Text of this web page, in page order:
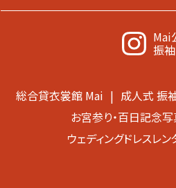
Mai
振
総合貸衣裳館 Mai 成人式 振
お宮参り・百日記念
ウェディングドレスレン